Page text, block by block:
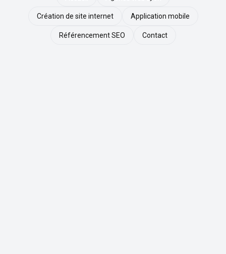
Création de site internet Application mobile
Référencement SEO Contact